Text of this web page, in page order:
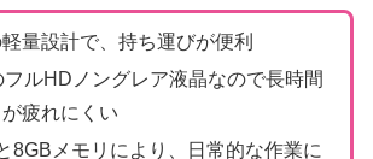
量設計で、持ち運びが便利
ルHDノングレア液晶なので長時間
疲れにくい
8GBメモリにより、日常的な作業に